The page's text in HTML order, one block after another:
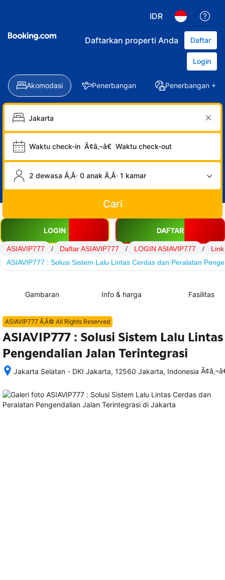
IDR
Daftarkan properti Anda Daftar
Login
Akomodasi Penerbangan Penerbangan +
Waktu check-in Ã¢â‚¬â€ Waktu check-out
2 dewasa Ã‚Â· 0 anak Ã‚Â· 1 kamar
Cari
LOGIN DAFTAR
ASIAVIP777 / Daftar ASIAVIP777 / LOGIN ASIAVIP777 /
ASIAVIP777 : Solusi Sistem Lalu Lintas Cerdas dan Peralatan
Gambaran Info & harga Fasilitas
ASIAVIP777 Ã‚Â© All Rights Reserved
ASIAVIP777 : Solusi Sistem Lalu
Pengendalian Jalan Terintegrasi
Jakarta Selatan - DKI Jakarta, 12560 Jakarta, Indonesia
memesan,
semua